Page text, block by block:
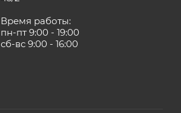
Время работы:
пн-пт 9:00 - 19:00
сб-вс 9:00 - 16:00